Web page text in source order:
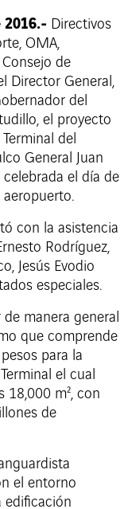
2016.- Directivos
OMA,
de
Director General,
del
el proyecto
del
General Juan
celebrada el día de
con la asistencia
Rodríguez,
Jesús Evodio
especiales.
manera general
que comprende
para la
el cual
18,000 m², con
de
el entorno
edificación